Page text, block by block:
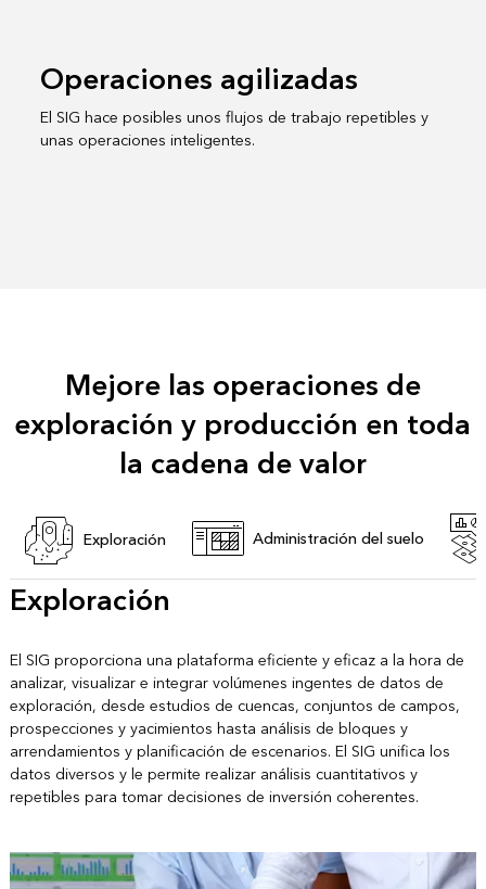
Operaciones agilizadas
El SIG hace posibles unos flujos de trabajo repetibles y
unas operaciones inteligentes.
Mejore las operaciones de
exploración y producción en toda
la cadena de valor
Exploración Administración del suelo
Exploración
El SIG proporciona una plataforma eficiente y eficaz a la hora de
analizar, visualizar e integrar volúmenes ingentes de datos de
exploración, desde estudios de cuencas, conjuntos de campos,
prospecciones y yacimientos hasta análisis de bloques y
arrendamientos y planificación de escenarios. El SIG unifica los
datos diversos y le permite realizar análisis cuantitativos y
repetibles para tomar decisiones de inversión coherentes.